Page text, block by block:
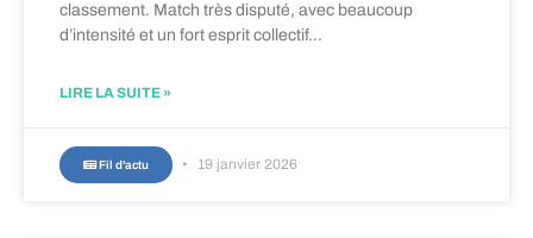
classement. Match très disputé, avec beaucoup
d’intensité et un fort esprit collectif…
LIRE LA SUITE »
Fil d'actu 19 janvier 2026